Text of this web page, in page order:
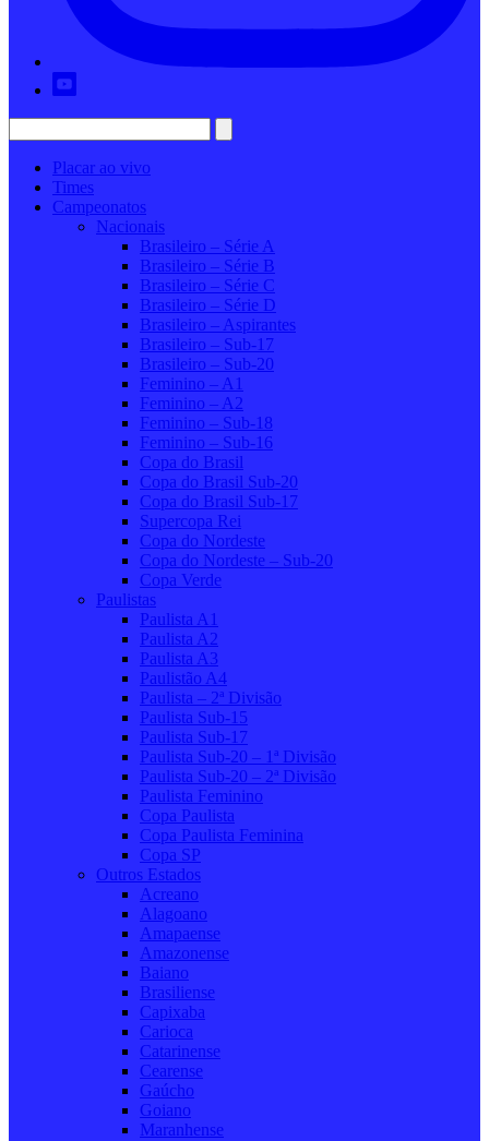
Placar ao vivo
Times
Campeonatos
Nacionais
Brasileiro – Série A
Brasileiro – Série B
Brasileiro – Série C
Brasileiro – Série D
Brasileiro – Aspirantes
Brasileiro – Sub-17
Brasileiro – Sub-20
Feminino – A1
Feminino – A2
Feminino – Sub-18
Feminino – Sub-16
Copa do Brasil
Copa do Brasil Sub-20
Copa do Brasil Sub-17
Supercopa Rei
Copa do Nordeste
Copa do Nordeste – Sub-20
Copa Verde
Paulistas
Paulista A1
Paulista A2
Paulista A3
Paulistão A4
Paulista – 2ª Divisão
Paulista Sub-15
Paulista Sub-17
Paulista Sub-20 – 1ª Divisão
Paulista Sub-20 – 2ª Divisão
Paulista Feminino
Copa Paulista
Copa Paulista Feminina
Copa SP
Outros Estados
Acreano
Alagoano
Amapaense
Amazonense
Baiano
Brasiliense
Capixaba
Carioca
Catarinense
Cearense
Gaúcho
Goiano
Maranhense